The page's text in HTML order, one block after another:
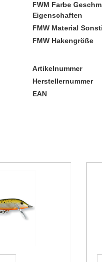
FWM Farbe
Eigenschaften
FMW Material
FMW Hakengröße
Artikelnummer
Herstellernummer
EAN